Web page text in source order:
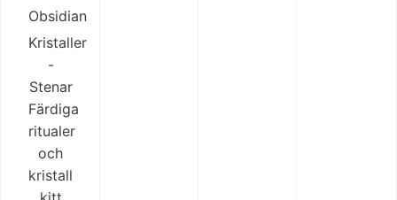
Obsidian
Kristaller
-
Stenar
Färdiga
ritualer
och
kristall